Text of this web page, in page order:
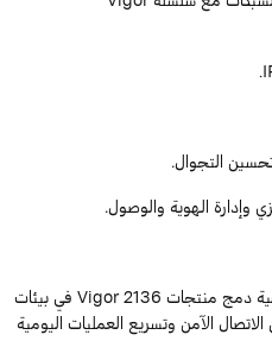
.
التجوال.
دمج منتجات Vigor2136 فيبيئات
الاتصالالآمنوتسريعالعملياتاليومية